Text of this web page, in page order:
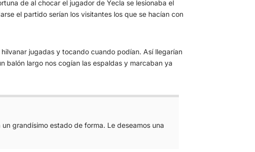
de al chocar el jugador de Yecla se lesionaba el
el partido serían los visitantes los que se hacían con
jugadas y tocando cuando podían. Así llegarían
balón largo nos cogían las espaldas y marcaban ya
grandísimo estado de forma. Le deseamos una